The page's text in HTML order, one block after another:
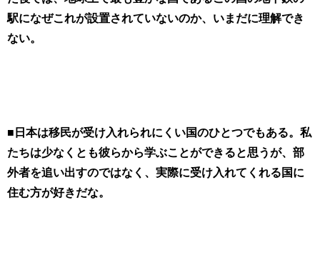
駅になぜこれが設置されていないのか、いまだに理解でき
ない。
■日本は移民が受け入れられにくい国のひとつでもある。私
たちは少なくとも彼らから学ぶことができると思うが、部
外者を追い出すのではなく、実際に受け入れてくれる国に
住む方が好きだな。